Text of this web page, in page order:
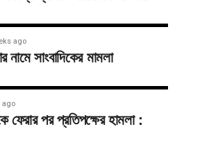
ago
নামে সাংবাদিকের মামলা
ago
ফেরার পর প্রতিপক্ষের হামলা :
ago
সাতছড়িতে
সড়ক ধসে
যান চলাচল